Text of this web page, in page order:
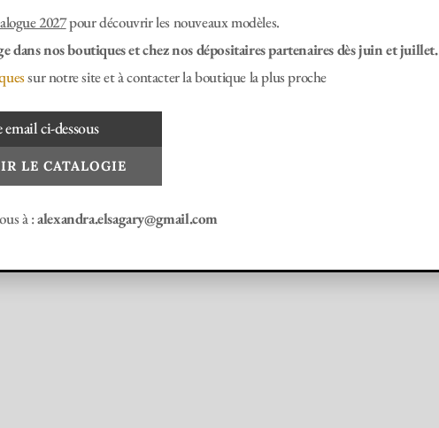
2027pour découvrir les nouveaux modèles.
dans nos boutiques et chez nos dépositaires partenaires dès juin et juillet.
sur notre site et à contacter la boutique la plus proche
ci-dessous
LE CATALOGIE
à :alexandra.elsagary@gmail.com